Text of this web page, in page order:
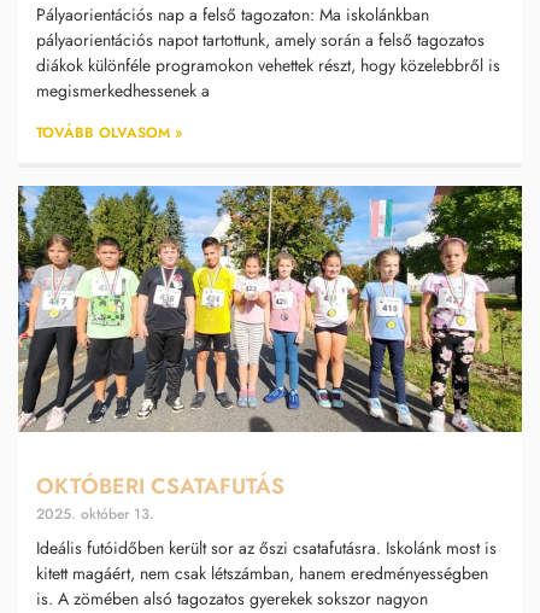
Pályaorientációs nap a felső tagozaton: Ma iskolánkban
pályaorientációs napot tartottunk, amely során a felső tagozatos
diákok különféle programokon vehettek részt, hogy közelebbről is
megismerkedhessenek a
TOVÁBB OLVASOM »
OKTÓBERI CSATAFUTÁS
2025. október 13.
Ideális futóidőben került sor az őszi csatafutásra. Iskolánk most is
kitett magáért, nem csak létszámban, hanem eredményességben
is. A zömében alsó tagozatos gyerekek sokszor nagyon